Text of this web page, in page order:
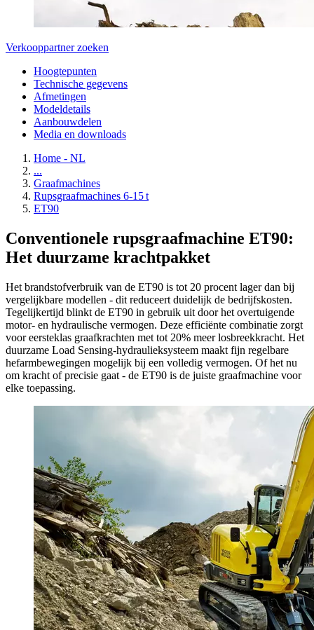
Verkooppartner zoeken
Hoogtepunten
Technische gegevens
Afmetingen
Modeldetails
Aanbouwdelen
Media en downloads
Home - NL
...
Graafmachines
Rupsgraafmachines 6-15 t
ET90
Conventionele rupsgraafmachine ET90:
Het duurzame krachtpakket
Het brandstofverbruik van de ET90 is tot 20 procent lager dan bij
vergelijkbare modellen - dit reduceert duidelijk de bedrijfskosten.
Tegelijkertijd blinkt de ET90 in gebruik uit door het overtuigende
motor- en hydraulische vermogen. Deze efficiënte combinatie zorgt
voor eersteklas graafkrachten met tot 20% meer losbreekkracht. Het
duurzame Load Sensing-hydraulieksysteem maakt fijn regelbare
hefarmbewegingen mogelijk bij een volledig vermogen. Of het nu
om kracht of precisie gaat - de ET90 is de juiste graafmachine voor
elke toepassing.